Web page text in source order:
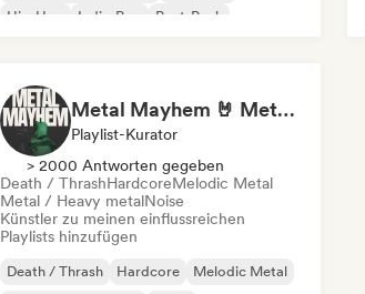
Hip-Hop
Indie-Pop
Post-Punk
Metal Mayhem 🤘 Metalcore, Deathcore & Progressive Metal
Playlist-Kurator
> 2000 Antworten gegeben
Death / ThrashHardcoreMelodic Metal
Metal / Heavy metalNoise
Künstler zu meinen einflussreichen
Playlists hinzufügen
Death / Thrash Hardcore
Melodic Metal